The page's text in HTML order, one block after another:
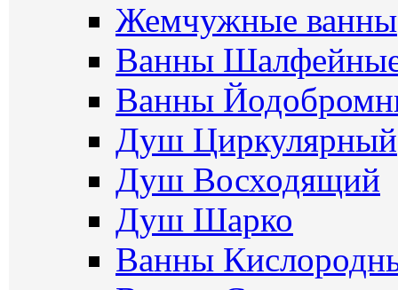
Жемчужные ванны
Ванны
Ванны
Душ Циркулярный
Душ Восходящий
Душ Шарко
Ванны